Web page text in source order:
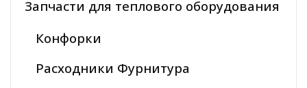
Запчасти для теплового оборудования
Конфорки
Расходники Фурнитура